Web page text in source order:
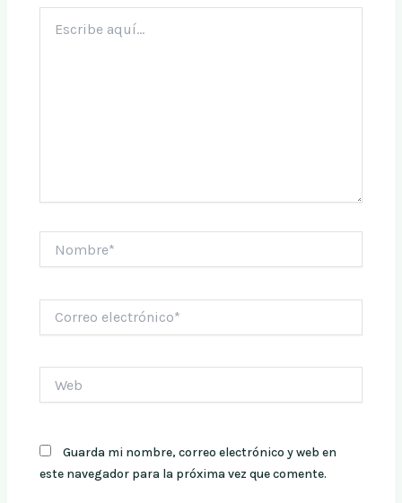
aquí...
electrónico*
Guarda mi nombre, correo electrónico y web en
este navegador para la próxima vez que comente.